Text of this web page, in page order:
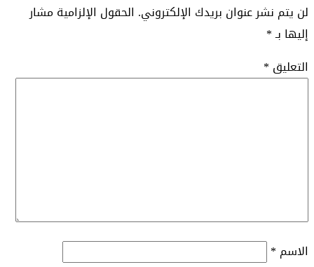
لن يتم نشر عنوان بريدك الإلكتروني. الحقول الإلزامية مشار
إليها بـ*
التعليق *
الاسم *